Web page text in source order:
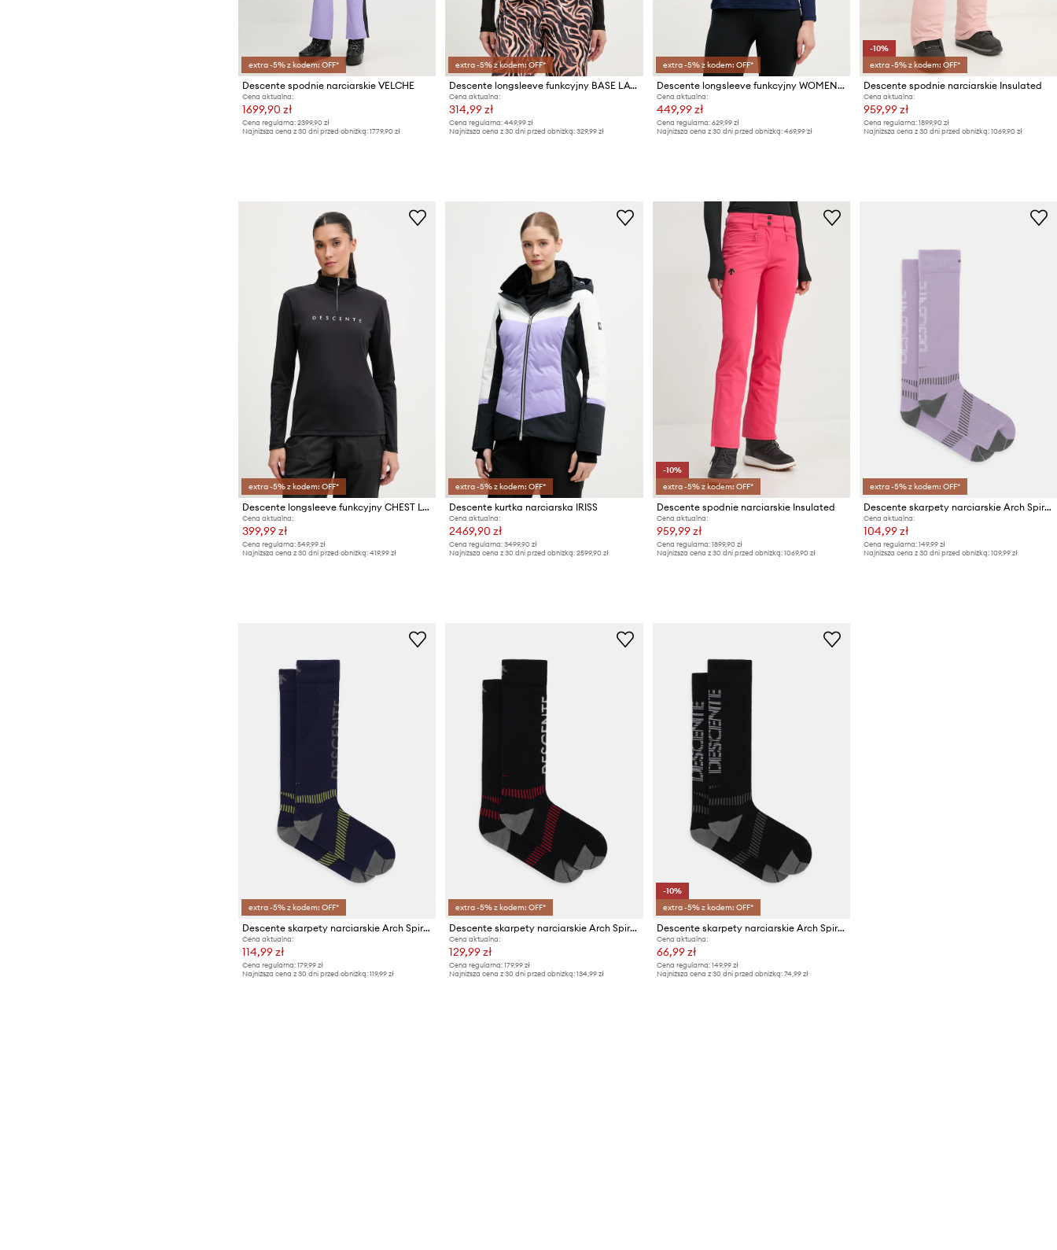
extra -5% z kodem: OFF*
Descente spodnie narciarskie VELCHE
Cena aktualna:
1699,90 zł
Cena regularna: 2399,90 zł
Najniższa cena z 30 dni przed obniżką: 1779,90 zł
extra -5% z kodem: OFF*
Descente longsleeve funkcyjny BASE LAYER TOP
Cena aktualna:
314,99 zł
Cena regularna: 449,99 zł
Najniższa cena z 30 dni przed obniżką: 329,99 zł
extra -5% z kodem: OFF*
Descente longsleeve funkcyjny WOMENS T-NECK
Cena aktualna:
449,99 zł
Cena regularna: 629,99 zł
Najniższa cena z 30 dni przed obniżką: 469,99 zł
-10%
extra -5% z kodem: OFF*
Descente spodnie narciarskie Insulated
Cena aktualna:
959,99 zł
Cena regularna: 1899,90 zł
Najniższa cena z 30 dni przed obniżką: 1069,90 zł
extra -5% z kodem: OFF*
Descente longsleeve funkcyjny CHEST LOGO T-NECK
Cena aktualna:
399,99 zł
Cena regularna: 549,99 zł
Najniższa cena z 30 dni przed obniżką: 419,99 zł
extra -5% z kodem: OFF*
Descente kurtka narciarska IRISS
Cena aktualna:
2469,90 zł
Cena regularna: 3499,90 zł
Najniższa cena z 30 dni przed obniżką: 2599,90 zł
-10%
extra -5% z kodem: OFF*
Descente spodnie narciarskie Insulated
Cena aktualna:
959,99 zł
Cena regularna: 1899,90 zł
Najniższa cena z 30 dni przed obniżką: 1069,90 zł
extra -5% z kodem: OFF*
Descente skarpety narciarskie Arch Spiral Sox
Cena aktualna:
104,99 zł
Cena regularna: 149,99 zł
Najniższa cena z 30 dni przed obniżką: 109,99 zł
extra -5% z kodem: OFF*
Descente skarpety narciarskie Arch Spiral Sox
Cena aktualna:
114,99 zł
Cena regularna: 179,99 zł
Najniższa cena z 30 dni przed obniżką: 119,99 zł
extra -5% z kodem: OFF*
Descente skarpety narciarskie Arch Spiral Sox
Cena aktualna:
129,99 zł
Cena regularna: 179,99 zł
Najniższa cena z 30 dni przed obniżką: 134,99 zł
-10%
extra -5% z kodem: OFF*
Descente skarpety narciarskie Arch Spiral Sox
Cena aktualna:
66,99 zł
Cena regularna: 149,99 zł
Najniższa cena z 30 dni przed obniżką: 74,99 zł